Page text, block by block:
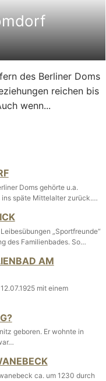
des Berliner Doms
reichen bis
wenn...
Doms gehörte u.a.
späte Mittelalter zurück.…
„Sportfreunde“
des Familienbades. So…
AM
mit einem
geboren. Er wohnte in
ca. um 1230 durch